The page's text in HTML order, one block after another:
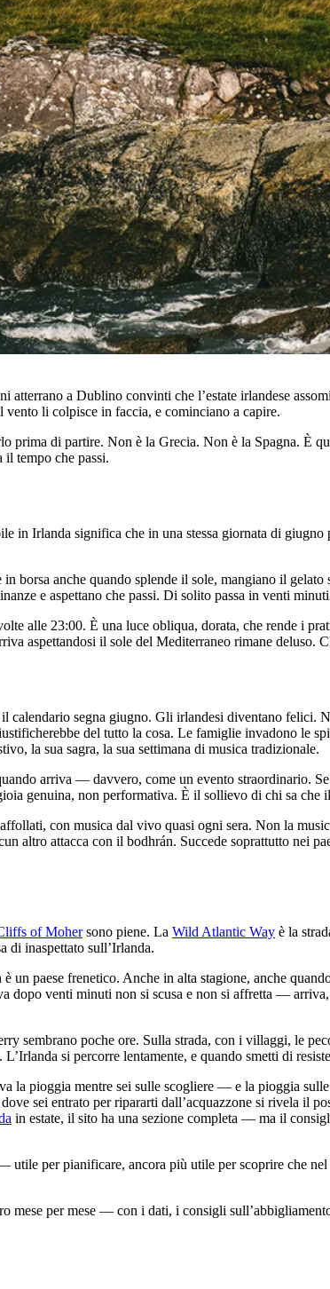
a Dublino convinti che l’estate irlandese
vento li colpisce in faccia, e cominciano a capire.
prima di partire. Non è la Grecia. Non è la Spagna. È
tempo che passi.
in Irlanda significa che in una stessa giornata di
borsa anche quando splende il sole, mangiano il
e aspettano che passi. Di solito passa in venti
alle 23:00. È una luce obliqua, dorata, che rende i
aspettandosi il sole del Mediterraneo rimane deluso.
segna giugno. Gli irlandesi diventano felici.
del tutto la cosa. Le famiglie invadono le
la sua sagra, la sua settimana di musica tradizionale.
arriva — davvero, come un evento straordinario.
genuina, non performativa. È il sollievo di chi sa che
con musica dal vivo quasi ogni sera. Non la
altro attacca con il bodhrán. Succede soprattutto nei
of Mohersono piene. La Wild Atlantic Way è la
di inaspettato sull’Irlanda.
paese frenetico. Anche in alta stagione, anche
dopo venti minuti non si scusa e non si affretta —
sembrano poche ore. Sulla strada, con i villaggi, le
si percorre lentamente, e quando smetti di
la pioggia mentre sei sulle scogliere — e la pioggia
sei entrato per ripararti dall’acquazzone si rivela il
in estate, il sito ha una sezione completa — ma il
per pianificare, ancora più utile per scoprire che
mese per mese — con i dati, i consigli